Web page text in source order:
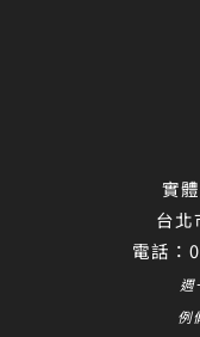
實
台北
電話：
週
例